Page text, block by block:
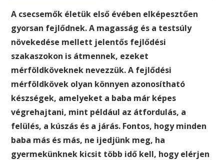
A csecsemők életük első évében elképesztően
gyorsan fejlődnek. A magasság és a testsúly
növekedése mellett jelentős fejlődési
szakaszokon is átmennek, ezeket
mérföldköveknek nevezzük. A fejlődési
mérföldkövek olyan könnyen azonosítható
készségek, amelyeket a baba már képes
végrehajtani, mint például az átfordulás, a
felülés, a kúszás és a járás. Fontos, hogy minden
baba más és más, ne ijedjünk meg, ha
gyermekünknek kicsit több idő kell, hogy elérjen